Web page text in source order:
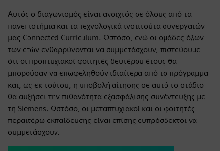
Αυτός ο διαγωνισμός είναι ανοιχτός σε όλους από τα
πανεπιστήμια και τα τεχνολογικά ινστιτούτα συνεργατών
μας Connected Curriculum. Ωστόσο, ενώ οι ομάδες όλων
των ετών ενθαρρύνονται να συμμετάσχουν, πιστεύουμε
ότι οι προπτυχιακοί φοιτητές δευτέρου έτους θα
μπορούσαν να επωφεληθούν ιδιαίτερα από το πρόγραμμα
και, ως εκ τούτου, η υποβολή αίτησης σε αυτό το στάδιο
θα αυξήσει την πιθανότητα εξασφάλισης συνέντευξης με
τη Siemens. Ωστόσο, οι μεταπτυχιακοί και οι φοιτητές
περαιτέρω εκπαίδευσης είναι επίσης ευπρόσδεκτοι να
συμμετάσχουν.